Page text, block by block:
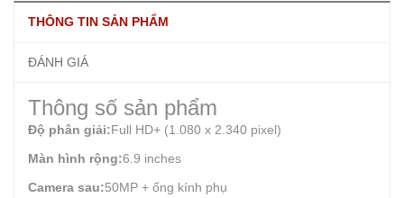
THÔNG TIN SẢN PHẨM
ĐÁNH GIÁ
Thông số sản phẩm
Độ phân giải:Full HD+ (1.080 x 2.340 pixel)
Màn hình rộng:6.9 inches
Camera sau:50MP + ống kính phụ